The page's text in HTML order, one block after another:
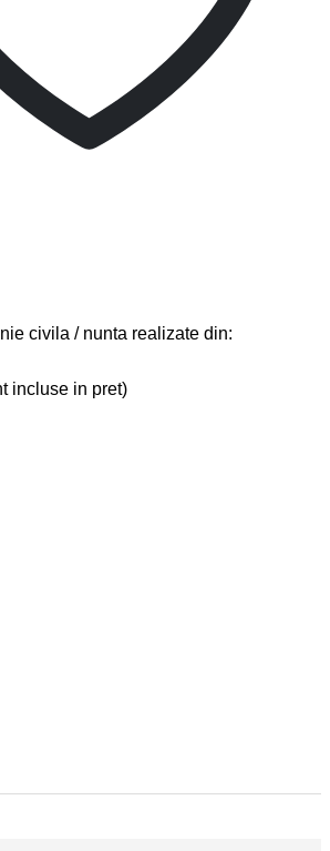
civila / nunta realizate din:
incluse in pret)